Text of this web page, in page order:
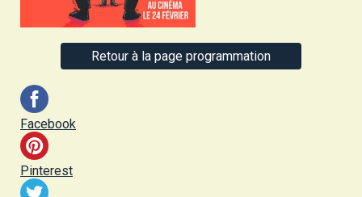
Retour à la page programmation
Facebook
Pinterest